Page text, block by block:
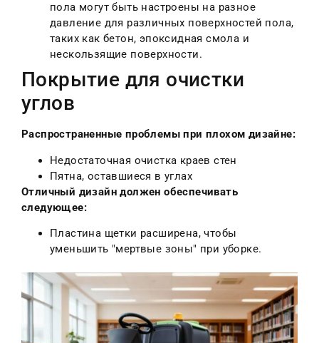
пола могут быть настроены на разное
давление для различных поверхностей пола,
таких как бетон, эпоксидная смола и
нескользящие поверхности.
Покрытие для очистки
углов
Распространенные проблемы при плохом дизайне:
Недостаточная очистка краев стен
Пятна, оставшиеся в углах
Отличный дизайн должен обеспечивать
следующее:
Пластина щетки расширена, чтобы
уменьшить "мертвые зоны" при уборке.